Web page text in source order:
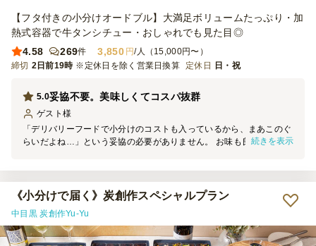
【フタ付きの小分けオードブル】大満足ボリュームたっぷり・加
熱式容器で牛タンシチュー・おしゃれでも見た目◎
4.58
269件 3,850 円/人（15,000円〜）
締切 2日前19時 ※定休日を除く営業日換算 定休日 日・祝
妥協不要。美味しくてコスパ抜群
5.0
ゲスト 様
「デリバリーフードで小分けのコストも入っているから、まあこのぐ
らいだよね…」という妥協の必要がありません。 お味も良くボリュ
またこのような機会に利用させていただきます。
続きを表示
《小分けで届く》炭創作スペシャルプラン
中目黒 炭創作Yu-Yu